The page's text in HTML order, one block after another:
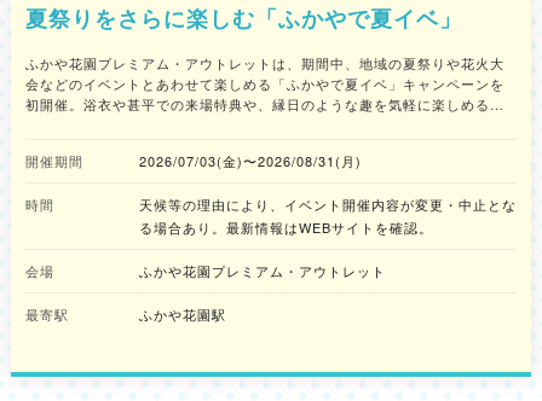
夏祭りをさらに楽しむ「ふかやで夏イベ」
ふかや花園プレミアム・アウトレットは、期間中、地域の夏祭りや花火大
会などのイベントとあわせて楽しめる「ふかやで夏イベ」キャンペーンを
初開催。浴衣や甚平での来場特典や、縁日のような趣を気軽に楽しめる
開催期間
2026/07/03(金)〜2026/08/31(月)
時間
天候等の理由により、イベント開催内容が変更・中止とな
る場合あり。最新情報はWEBサイトを確認。
会場 ふかや花園プレミアム・アウトレット
最寄駅 ふかや花園駅